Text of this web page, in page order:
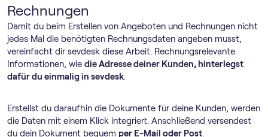
Rechnungen
Damit du beim Erstellen von Angeboten und Rechnungen nicht
jedes Mal die benötigten Rechnungsdaten angeben musst,
vereinfacht dir sevdesk diese Arbeit. Rechnungsrelevante
Informationen, wie die Adresse deiner Kunden, hinterlegst
dafür du einmalig in sevdesk.
Erstellst du daraufhin die Dokumente für deine Kunden, werden
die Daten mit einem Klick integriert. Anschließend versendest
du dein Dokument bequem per E-Mail oder Post.